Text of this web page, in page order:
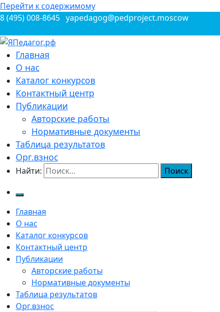
Перейти к содержимому
8 (495) 008-8645 yapedagog@pedproject.moscow
ЯПедагог.рф
Всероссийские конкурсы для педагогов
Главная
О нас
Каталог конкурсов
Контактный центр
Публикации
Авторские работы
Нормативные документы
Таблица результатов
Орг.взнос
Найти:
Главная
О нас
Каталог конкурсов
Контактный центр
Публикации
Авторские работы
Нормативные документы
Таблица результатов
Орг.взнос